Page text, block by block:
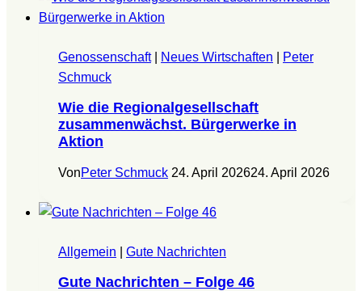
Genossenschaft| Neues Wirtschaften
Peter
Schmuck
Wie die Regionalgesellschaft
zusammenwächst. Bürgerwerke in
Aktion
VonPeter Schmuck 24. April 202624. April 2026
Allgemein Gute Nachrichten
Gute Nachrichten – Folge 46